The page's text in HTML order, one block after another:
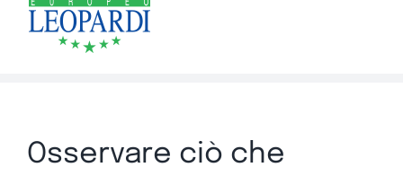
Osservare ciò che